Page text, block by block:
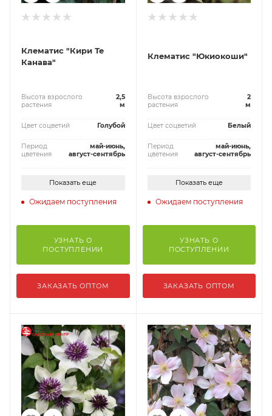
Клематис "Кири Те
Канава"
Высота взрослого
растения
2,5
м
Цвет соцветий Голубой
Период
цветения
май-июнь,
август-сентябрь
Показать еще
Ожидаем поступления
УЗНАТЬ О
ПОСТУПЛЕНИИ
ЗАКАЗАТЬ ОПТОМ
Клематис "Юкиокоши"
Высота взрослого
растения
2
м
Цвет соцветий Белый
Период
цветения
май-июнь,
август-сентябрь
Показать еще
Ожидаем поступления
УЗНАТЬ О
ПОСТУПЛЕНИИ
ЗАКАЗАТЬ ОПТОМ